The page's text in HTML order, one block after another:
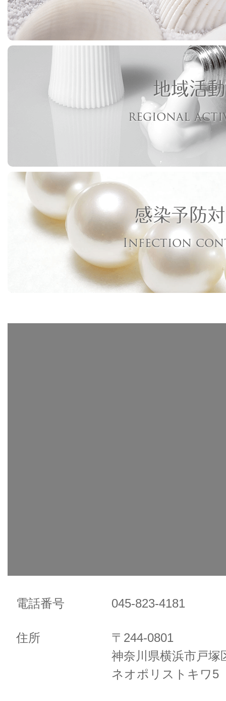
地域活動
regional
感染予防
Infection
電話番号 045-823-4181
住所
〒244-0801
神奈川県横浜市戸塚
ネオポリストキワ